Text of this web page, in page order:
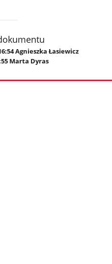
Agnieszka Łasiewicz
Marta Dyras